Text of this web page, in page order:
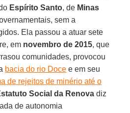
Espírito Santo, de Minas
sem a
Ela passou a atuar sete
em novembro de 2015, que
comunidades, provocou
bacia do rio Doce e em seu
de rejeitos de minério até o
Social da Renova diz
de autonomia